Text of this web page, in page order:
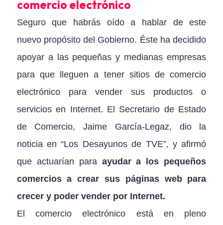
comercio electrónico
Seguro que habrás oído a hablar de este
nuevo propósito del Gobierno. Éste ha decidido
apoyar a las pequeñas y medianas empresas
para que lleguen a tener sitios de comercio
electrónico para vender sus productos o
servicios en Internet. El Secretario de Estado
de Comercio, Jaime García-Legaz, dio la
noticia en “Los Desayunos de TVE”, y afirmó
que actuarían para ayudar a los pequeños
comercios a crear sus páginas web para
crecer y poder vender por Internet.
El comercio electrónico está en pleno